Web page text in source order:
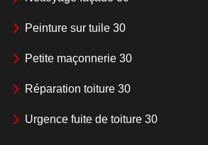
Peinture sur tuile 30
Petite maçonnerie 30
Réparation toiture 30
Urgence fuite de toiture 30